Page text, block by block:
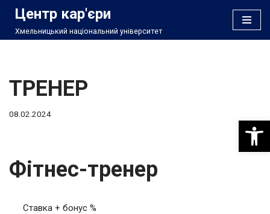
Перейти
Центр кар'єри
Хмельницький національний університет
ТРЕНЕР
08.02.2024
Фітнес-тренер
Ставка + бонус %